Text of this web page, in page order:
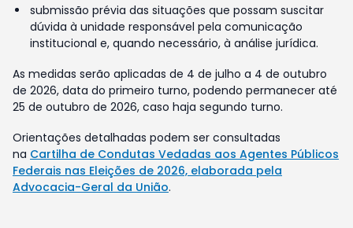
submissão prévia das situações que possam suscitar
dúvida à unidade responsável pela comunicação
institucional e, quando necessário, à análise jurídica.
As medidas serão aplicadas de 4 de julho a 4 de outubro
de 2026, data do primeiro turno, podendo permanecer até
25 de outubro de 2026, caso haja segundo turno.
Orientações detalhadas podem ser consultadas
na Cartilha de Condutas Vedadas aos Agentes Públicos
Federais nas Eleições de 2026, elaborada pela
Advocacia-Geral da União.